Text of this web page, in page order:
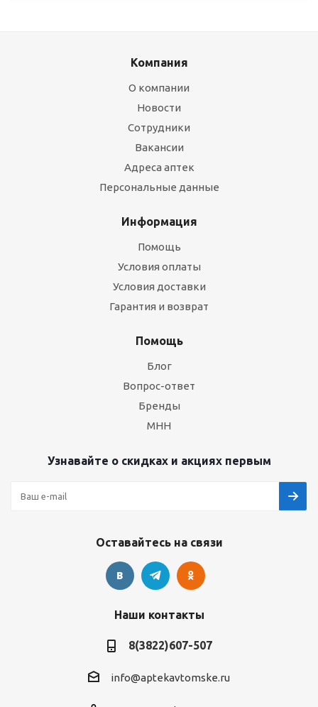
Компания
О компании
Новости
Сотрудники
Вакансии
Адреса аптек
Персональные данные
Информация
Помощь
Условия оплаты
Условия доставки
Гарантия и возврат
Помощь
Блог
Вопрос-ответ
Бренды
МНН
Узнавайте о скидках и акциях первым
Оставайтесь на связи
Наши контакты
8(3822)607-507
info@aptekavtomske.ru